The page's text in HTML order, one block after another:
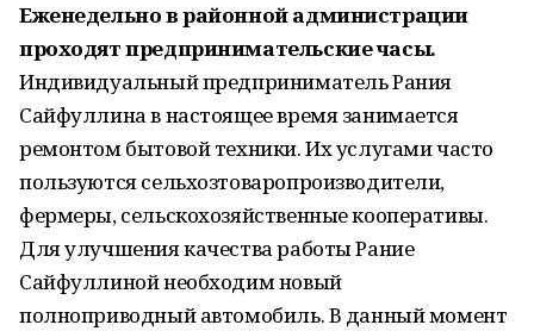
Еженедельно в районной администрации
проходят предпринимательские часы.
Индивидуальный предприниматель Рания
Сайфуллина в настоящее время занимается
ремонтом бытовой техники. Их услугами часто
пользуются сельхозтоваропроизводители,
фермеры, сельскохозяйственные кооперативы.
Для улучшения качества работы Рание
Сайфуллиной необходим новый
полноприводный автомобиль. В данный момент